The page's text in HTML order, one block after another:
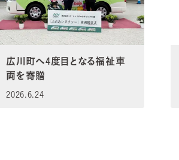
広川町へ4度目となる福祉車
両を寄贈
2026.6.24